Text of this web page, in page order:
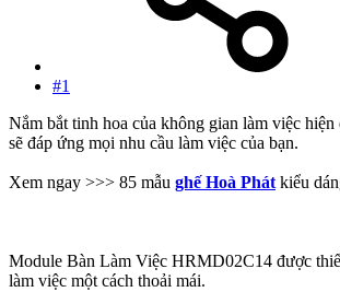
#1
Nắm bắt tinh hoa của không gian làm việc
sẽ đáp ứng mọi nhu cầu làm việc của bạn.
Xem ngay >>> 85 mẫu ghế Hoà Phát kiểu
Module Bàn Làm Việc HRMD02C14 được
làm việc một cách thoải mái.